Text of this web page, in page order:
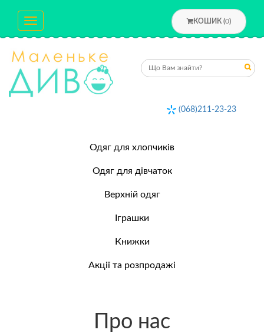
Toggle
КОШИК (0)
(068)211-23-23
Одяг для хлопчиків
Одяг для дівчаток
Верхній одяг
Іграшки
Книжки
Акції та розпродажі
Про нас